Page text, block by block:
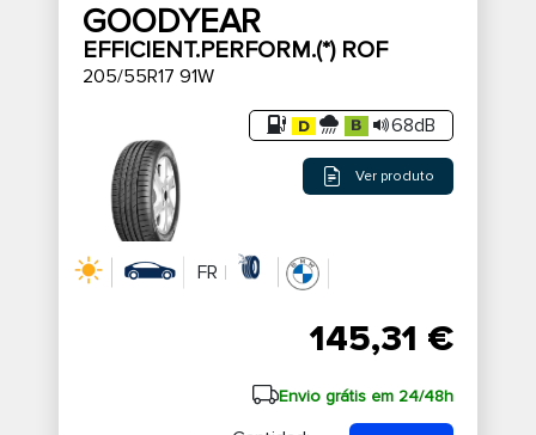
GOODYEAR
EFFICIENT.PERFORM.(*) ROF
205/55R17 91W
68dB
Ver produto
FR
145,31 €
Envio grátis em 24/48h